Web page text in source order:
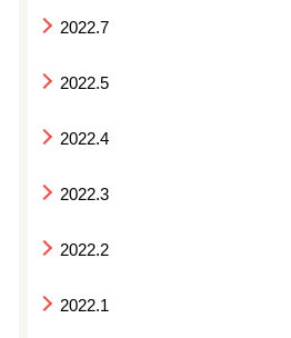
2022.7
2022.5
2022.4
2022.3
2022.2
2022.1